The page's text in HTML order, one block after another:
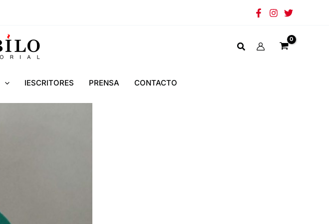
IESCRITORES PRENSA CONTACTO